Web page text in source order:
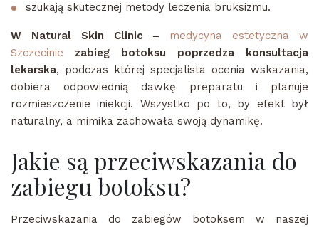
szukają skutecznej metody leczenia bruksizmu.
W Natural Skin Clinic – medycyna estetyczna w
Szczecinie zabieg botoksu poprzedza konsultacja
lekarska, podczas której specjalista ocenia wskazania,
dobiera odpowiednią dawkę preparatu i planuje
rozmieszczenie iniekcji. Wszystko po to, by efekt był
naturalny, a mimika zachowała swoją dynamikę.
Jakie są przeciwskazania do
zabiegu botoksu?
Przeciwskazania do zabiegów botoksem w naszej